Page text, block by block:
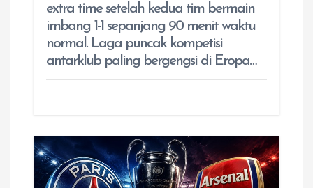
extra time setelah kedua tim bermain
imbang 1-1 sepanjang 90 menit waktu
normal. Laga puncak kompetisi
antarklub paling bergengsi di Eropa…